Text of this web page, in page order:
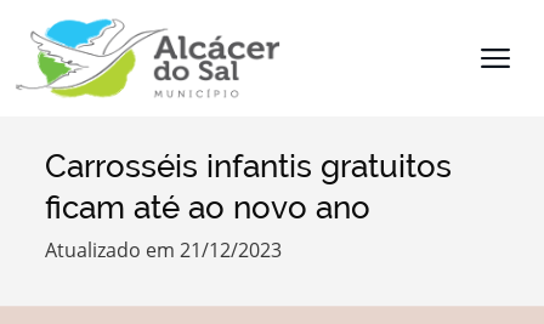
Termo de Pesquisa
Carrosséis infantis gratuitos
ficam até ao novo ano
Atualizado em 21/12/2023